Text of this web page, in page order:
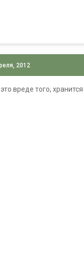
2012
вреде того,